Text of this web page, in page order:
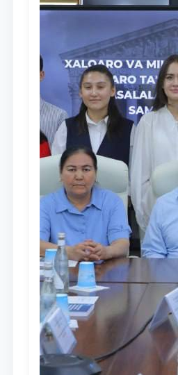
Ism va familiyangiz
Telefon raqamingiz
Pochta
yuborish